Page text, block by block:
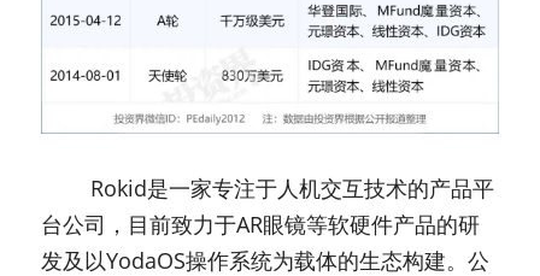
Rokid是一家专注于人机交互技术的产品平
台公司，目前致力于AR眼镜等软硬件产品的研
发及以YodaOS操作系统为载体的生态构建。公